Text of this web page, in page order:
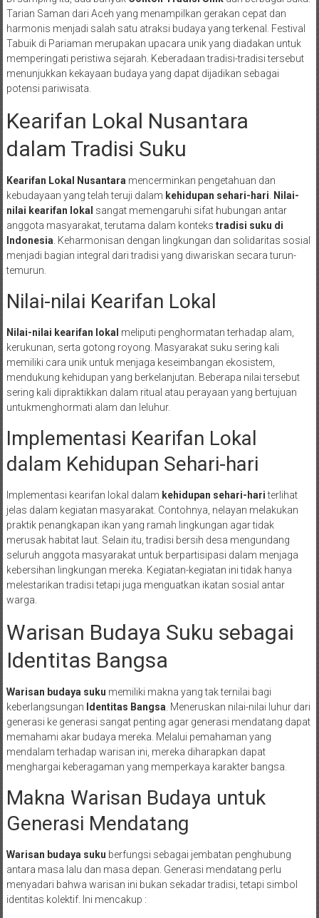
Tarian Saman dari Aceh yang menampilkan gerakan cepat dan
harmonis menjadi salah satu atraksi budaya yang terkenal. Festival
Tabuik di Pariaman merupakan upacara unik yang diadakan untuk
memperingati peristiwa sejarah. Keberadaan tradisi-tradisi tersebut
menunjukkan kekayaan budaya yang dapat dijadikan sebagai
potensi pariwisata.
Kearifan Lokal Nusantara
dalam Tradisi Suku
Kearifan Lokal Nusantara mencerminkan pengetahuan dan
kebudayaan yang telah teruji dalam kehidupan sehari-hari
Nilai-
nilai kearifan lokal sangat memengaruhi sifat hubungan antar
anggota masyarakat, terutama dalam konteks tradisi suku di
Indonesia . Keharmonisan dengan lingkungan dan solidaritas sosial
menjadi bagian integral dari tradisi yang diwariskan secara turun-
temurun.
Nilai-nilai Kearifan Lokal
Nilai-nilai kearifan lokal meliputi penghormatan terhadap alam,
kerukunan, serta gotong royong. Masyarakat suku sering kali
memiliki cara unik untuk menjaga keseimbangan ekosistem,
mendukung kehidupan yang berkelanjutan. Beberapa nilai tersebut
sering kali dipraktikkan dalam ritual atau perayaan yang bertujuan
untukmenghormati alam dan leluhur.
Implementasi Kearifan Lokal
dalam Kehidupan Sehari-hari
Implementasi kearifan lokal dalam kehidupan sehari-hariterlihat
jelas dalam kegiatan masyarakat. Contohnya, nelayan melakukan
praktik penangkapan ikan yang ramah lingkungan agar tidak
merusak habitat laut. Selain itu, tradisi bersih desa mengundang
seluruh anggota masyarakat untuk berpartisipasi dalam menjaga
kebersihan lingkungan mereka. Kegiatan-kegiatan ini tidak hanya
melestarikan tradisi tetapi juga menguatkan ikatan sosial antar
warga.
Warisan Budaya Suku sebagai
Identitas Bangsa
Warisan budaya suku memiliki makna yang tak ternilai bagi
keberlangsungan Identitas Bangsa . Meneruskan nilai-nilai luhur dari
generasi ke generasi sangat penting agar generasi mendatang dapat
memahami akar budaya mereka. Melalui pemahaman yang
mendalam terhadap warisan ini, mereka diharapkan dapat
menghargai keberagaman yang memperkaya karakter bangsa.
Makna Warisan Budaya untuk
Generasi Mendatang
Warisan budaya suku berfungsi sebagai jembatan penghubung
antara masa lalu dan masa depan. Generasi mendatang perlu
menyadari bahwa warisan ini bukan sekadar tradisi, tetapi simbol
identitas kolektif. Ini mencakup :